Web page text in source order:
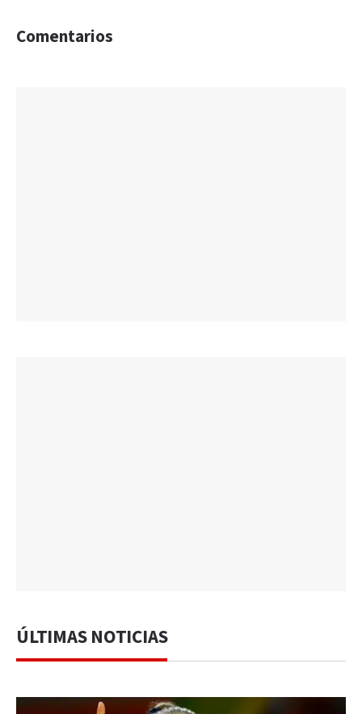
Comentarios
ÚLTIMAS NOTICIAS